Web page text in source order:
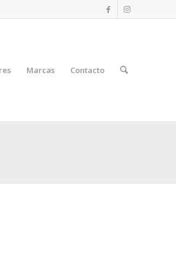
Marcas Contacto